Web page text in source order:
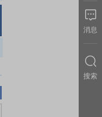
消息
搜索